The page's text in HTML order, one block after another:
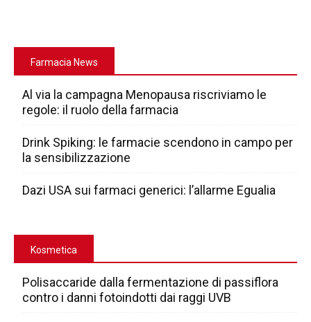
Farmacia News
Al via la campagna Menopausa riscriviamo le
regole: il ruolo della farmacia
Drink Spiking: le farmacie scendono in campo per
la sensibilizzazione
Dazi USA sui farmaci generici: l’allarme Egualia
Kosmetica
Polisaccaride dalla fermentazione di passiflora
contro i danni fotoindotti dai raggi UVB